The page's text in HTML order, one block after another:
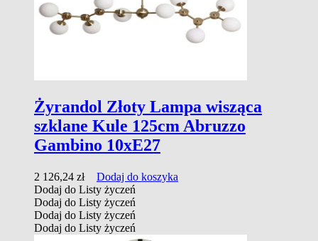
Żyrandol Złoty Lampa wisząca
szklane Kule 125cm Abruzzo
Gambino 10xE27
2 126,24 zł
Dodaj do koszyka
Dodaj do Listy życzeń
Dodaj do Listy życzeń
Dodaj do Listy życzeń
Dodaj do Listy życzeń